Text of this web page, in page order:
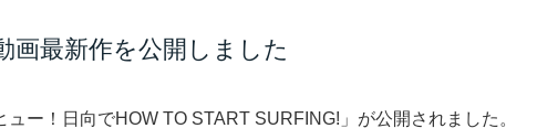
画最新作を公開しました
ー！日向でHOW TO START SURFING!」が公開されました。